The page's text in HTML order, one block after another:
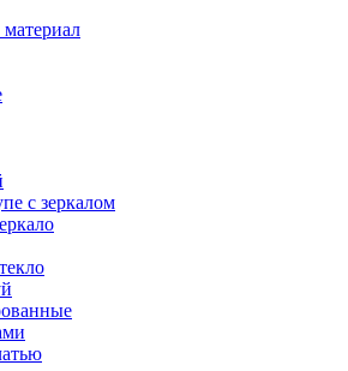
с зеркалом